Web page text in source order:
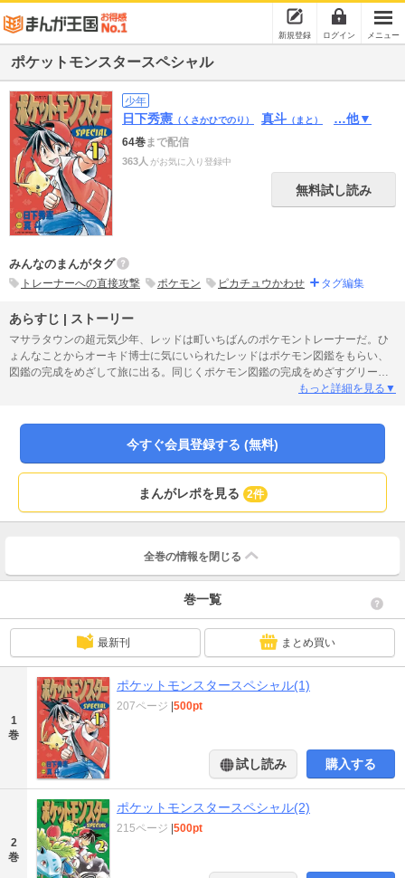
新規登録 ログイン メニュー
ポケットモンスタースペシャル
少年
日下秀憲 （くさかひでのり） 真斗 （まと） …他▼
64巻まで配信
363人 がお気に入り登録中
無料試し読み
みんなのまんがタグ
トレーナーへの直接攻撃 ポケモン ピカチュウかわせ タグ編集
あらすじ | ストーリー
マサラタウンの超元気少年、レッドは町いちばんのポケモントレーナーだ。ひ
ょんなことからオーキド博士に気にいられたレッドはポケモン図鑑をもらい、
図鑑の完成をめざして旅に出る。同じくポケモン図鑑の完成をめざすグリーン
や、カスミとの出会いをとおして、少しずつ成長していくレッド。そして、か
が待ちかまえているのだろうか!? 超人気ゲーム『ポケットモンスター』の冒
険と感動をまんが化！ ポケモンの息づかいが聞こえてくるぜ!!
もっと詳細を見る▼
今すぐ会員登録する (無料)
まんがレポを見る 2件
全巻の情報を 閉じる
巻一覧
最新刊 まとめ買い
1
巻
ポケットモンスタースペシャル(1)
207ページ 500pt
試し読み 購入する
2
巻
ポケットモンスタースペシャル(2)
215ページ 500pt